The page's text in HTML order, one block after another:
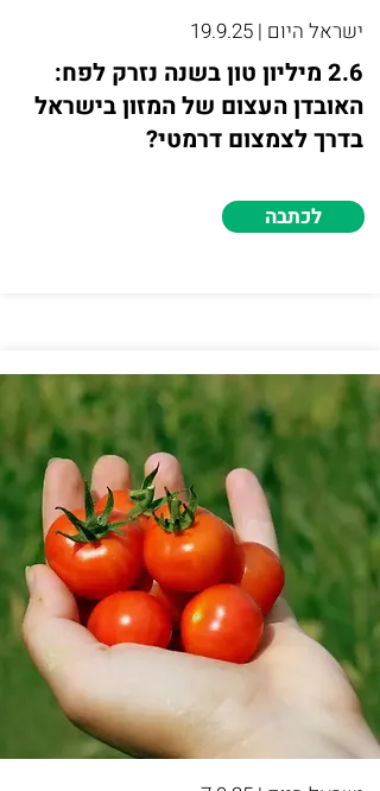
ישראל היום | 19.9.25
2.6 מיליון טון בשנה נזרק לפח:
האובדן העצום של המזון בישראל
בדרך לצמצום דרמטי?
לכתבה